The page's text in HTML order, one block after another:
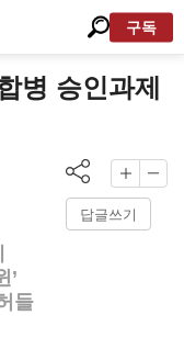
구독
병 승인과제
답글쓰기
’
들